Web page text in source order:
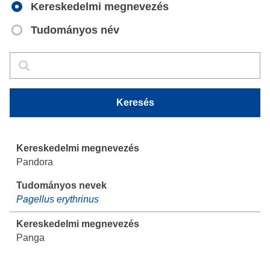
Kereskedelmi megnevezés
Tudományos név
Keresés
Pandora
Pagellus erythrinus
Panga